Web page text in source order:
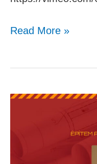
Read More »
Banyó